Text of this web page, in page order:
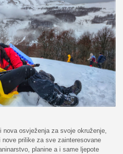
nova osvježenja za svoje okruženje,
prilike za sve zainteresovane
planine a i same ljepote